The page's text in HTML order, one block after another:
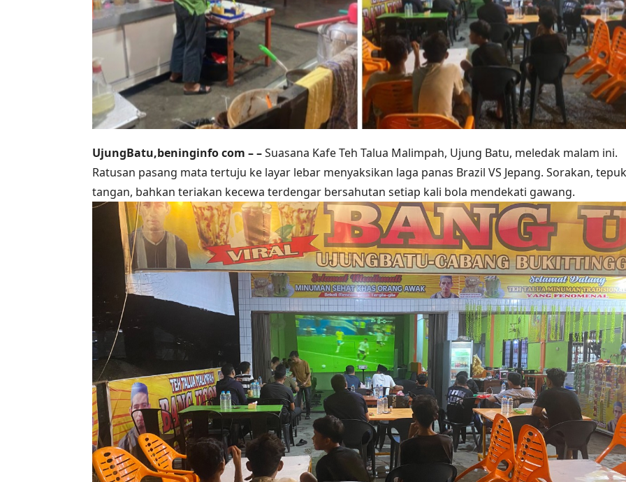
UjungBatu,beninginfo com – –Suasana Kafe Teh Talua Malimpah, Ujung Batu, meledak malam ini.
Ratusan pasang mata tertuju ke layar lebar menyaksikan laga panas Brazil VS Jepang. Sorakan, tepuk
tangan, bahkan teriakan kecewa terdengar bersahutan setiap kali bola mendekati gawang.